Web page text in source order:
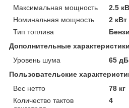
Максимальная мощность
2.5
Номинальная мощность
2 кВт
Тип топлива
Дополнительные характеристики
Уровень шума
65 дБ
Пользовательские
Вес нетто
78 кг
Количество тактов
4